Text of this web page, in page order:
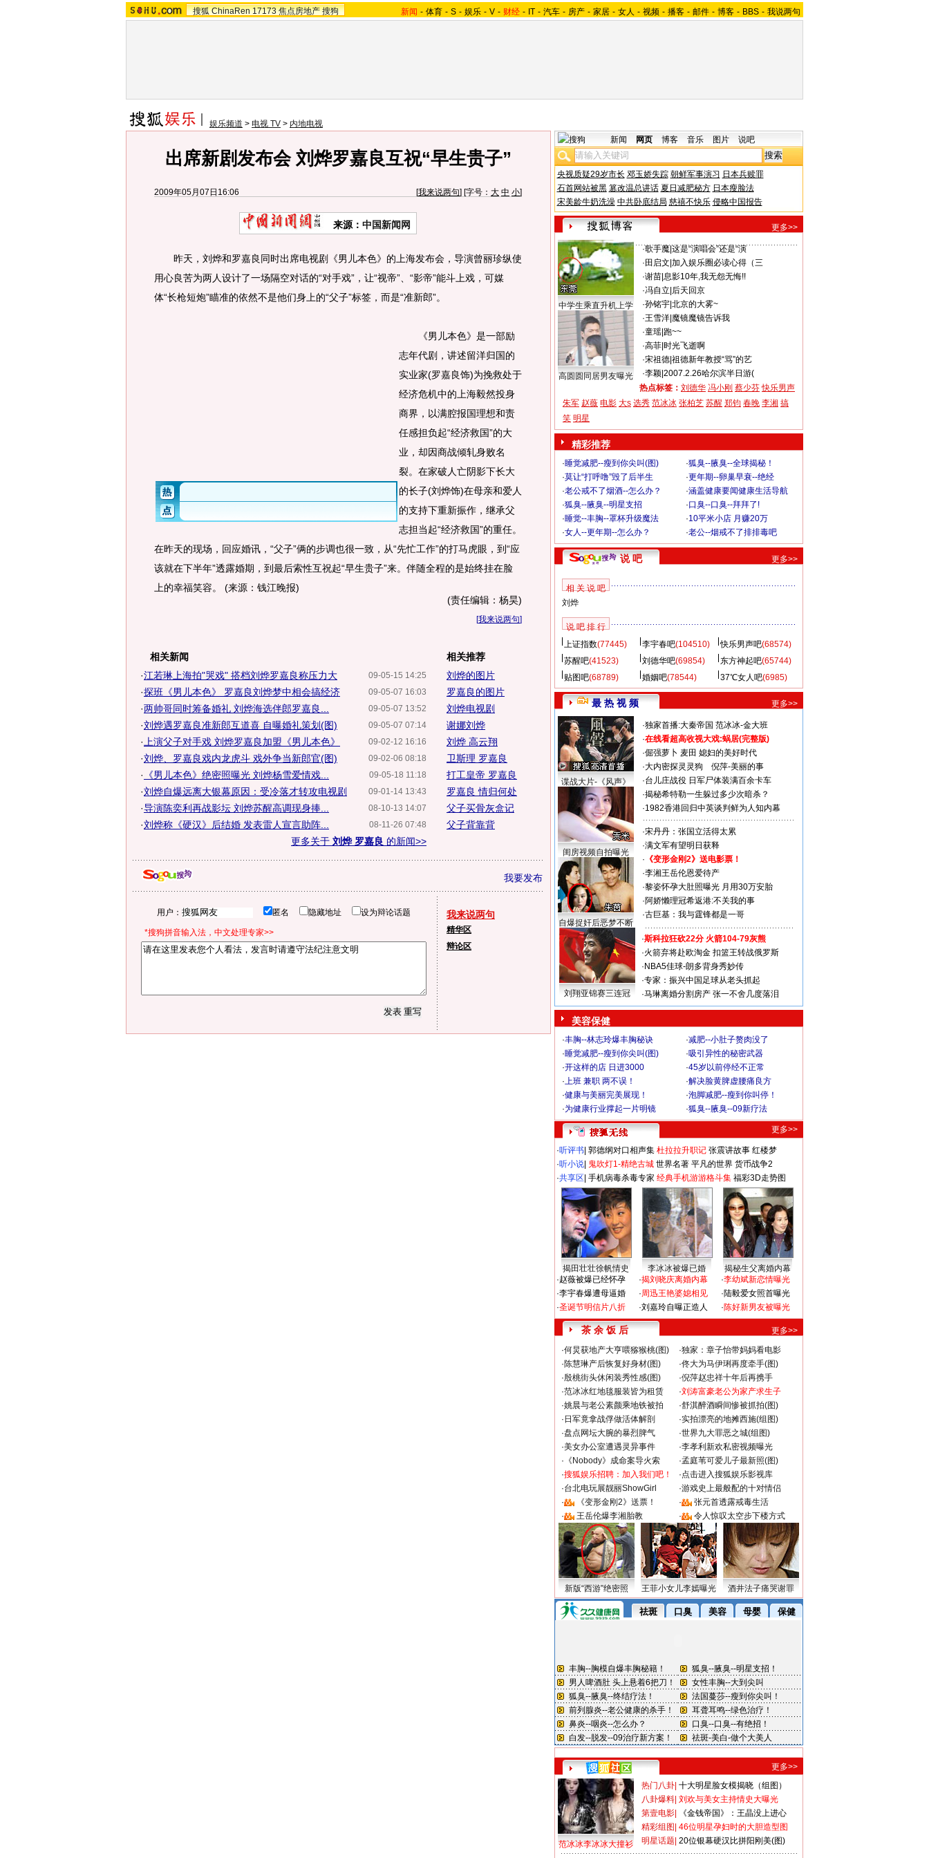
搜狐 ChinaRen 17173 焦点房地产 搜狗 新闻 - 体育 - S - 娱乐 - V - 财经 - IT - 汽车 - 房产 - 家居 - 女人 - 视频 - 播客 - 邮件 - 博客 - BBS - 我说两句
娱乐频道 > 电视 TV > 内地电视
出席新剧发布会 刘烨罗嘉良互祝“早生贵子”
2009年05月07日16:06 [我来说两句] [字号： 大 中 小]
来源： 中国新闻网
昨天，刘烨和罗嘉良同时出席电视剧《男儿本色》的上海发布会，导演曾丽珍纵使
用心良苦为两人设计了一场隔空对话的“对手戏”，让“视帝”、“影帝”能斗上戏，可媒
体“长枪短炮”瞄准的依然不是他们身上的“父子”标签，而是“准新郎”。
《男儿本色》是一部励
志年代剧，讲述留洋归国的
实业家(罗嘉良饰)为挽救处于
经济危机中的上海毅然投身
商界，以满腔报国理想和责
任感担负起“经济救国”的大
业，却因商战倾轧身败名
裂。在家破人亡阴影下长大
的长子(刘烨饰)在母亲和爱人
的支持下重新振作，继承父
志担当起“经济救国”的重任。
在昨天的现场，回应婚讯，“父子”俩的步调也很一致，从“先忙工作”的打马虎眼，到“应
该就在下半年”透露婚期，到最后索性互祝起“早生贵子”来。伴随全程的是始终挂在脸
上的幸福笑容。 (来源：钱江晚报)
(责任编辑：杨昊)
[我来说两句]
相关新闻
09-05-15 14:25
·江若琳上海拍"哭戏" 搭档刘烨罗嘉良称压力大
09-05-07 16:03
·探班《男儿本色》 罗嘉良刘烨梦中相会搞经济
09-05-07 13:52
·两帅哥同时筹备婚礼 刘烨海选伴郎罗嘉良...
09-05-07 07:14
·刘烨遇罗嘉良准新郎互道喜 自曝婚礼策划(图)
09-02-12 16:16
· 上演父子对手戏 刘烨罗嘉良加盟《男儿本色》
09-02-06 08:18
·刘烨、罗嘉良戏内龙虎斗 戏外争当新郎官(图)
09-05-18 11:18
· 《男儿本色》绝密照曝光 刘烨杨雪爱情戏...
09-01-14 13:43
·刘烨自爆远离大银幕原因：受冷落才转攻电视剧
08-10-13 14:07
·导演陈奕利再战影坛 刘烨苏醒高调现身捧...
08-11-26 07:48
·刘烨称《硬汉》后结婚 发表雷人宣言助阵...
更多关于 刘烨 罗嘉良 的新闻>>
相关推荐
刘烨的图片
罗嘉良的图片
刘烨电视剧
谢娜刘烨
刘烨 高云翔
卫斯理 罗嘉良
打工皇帝 罗嘉良
罗嘉良 情归何处
父子买骨灰盒记
父子背靠背
我要发布
用户： 匿名 隐藏地址 设为辩论话题
*搜狗拼音输入法，中文处理专家>>
我来说两句
精华区
辩论区
新闻 网页 博客 音乐 图片 说吧
央视质疑29岁市长 邓玉娇失踪 朝鲜军事演习 日本兵赎罪
石首网站被黑 篡改温总讲话 夏日减肥秘方 日本瘦脸法
宋美龄牛奶洗澡 中共卧底结局 慈禧不快乐 侵略中国报告
更多>>
中学生乘直升机上学
高圆圆同居男友曝光
·歌手魔| 这是“演唱会”还是“演
· 田启文 加入娱乐圈必读心得（三
·谢苗| 息影10年,我无怨无悔!!
·冯自立 后天回京
·孙铭宇| 北京的大雾~
·王雪洋| 魔镜魔镜告诉我
·童瑶| 跑~~
·高菲| 时光飞逝啊
·宋祖德| 祖德新年教授“骂”的艺
·李颖| 2007.2.26哈尔滨半日游(
热点标签： 刘德华 冯小刚 蔡少芬 快乐男声
朱军 赵薇 电影 大s 选秀 范冰冰 张柏芝 苏醒 郑钧 春晚 李湘 搞
笑 明星
精彩推荐
·睡觉减肥--瘦到你尖叫(图) ·狐臭--腋臭--全球揭秘！
·莫让“打呼噜”毁了后半生 ·更年期--卵巢早衰--绝经
·老公戒不了烟酒--怎么办？ ·涵盖健康要闻健康生活导航
·狐臭--腋臭--明星支招 ·口臭--口臭--拜拜了!
·睡觉--丰胸--罩杯升级魔法 ·10平米小店 月赚20万
·女人--更年期--怎么办？ ·老公--烟戒不了排排毒吧
说 吧 更多>>
相 关 说 吧
刘烨
说 吧 排 行
上证指数(77445) 李宇春吧(104510) 快乐男声吧(68574)
苏醒吧(41523) 刘德华吧(69854) 东方神起吧(65744)
贴图吧(68789) 婚姻吧(78544) 37℃女人吧(6985)
最 热 视 频 更多>>
谍战大片-《风声》
闺房视频自拍曝光
自爆捉奸后恶梦不断
·独家首播:大秦帝国 范冰冰-金大班
·在线看超高收视大戏:蜗居(完整版)
·倔强萝卜 麦田 媳妇的美好时代
·大内密探灵灵狗
倪萍-美丽的事
·台儿庄战役 日军尸体装满百余卡车
·揭秘希特勒一生躲过多少次暗杀？
·1982香港回归中英谈判鲜为人知内幕
·宋丹丹：张国立活得太累
·满文军有望明日获释
· 《变形金刚2》送电影票！
·李湘王岳伦恩爱待产
·黎姿怀孕大肚照曝光 月用30万安胎
·阿娇懒理冠希返港:不关我的事
·古巨基：我与霆锋都是一哥
刘翔亚锦赛三连冠
·斯科拉狂砍22分 火箭104-79灰熊
·火箭弃将赴欧淘金 扣篮王转战俄罗斯
· NBA5佳球-朗多背身秀妙传
·专家：振兴中国足球从老头抓起
·马琳离婚分割房产 张一不舍几度落泪
美容保健
·丰胸--林志玲爆丰胸秘诀 ·减肥--小肚子赘肉没了
·睡觉减肥--瘦到你尖叫(图) ·吸引异性的秘密武器
·开这样的店 日进3000 ·45岁以前停经不正常
·上班 兼职 两不误！ ·解决脸黄脾虚腰痛良方
·健康与美丽完美展现！ ·泡脚减肥--瘦到你叫停！
·为健康行业撑起一片明镜 ·狐臭--腋臭--09新疗法
更多>>
·听评书 郭德纲对口相声集 杜拉拉升职记 张震讲故事 红楼梦
·听小说 鬼吹灯1-精绝古城 世界名著 平凡的世界 货币战争2
·共享区 手机病毒杀毒专家 经典手机游游格斗集 福彩3D走势图
揭田壮壮徐帆情史 李冰冰被爆已婚
揭秘生父离婚内幕
·赵薇被爆已经怀孕
·李宇春爆遭母逼婚
·圣诞节明信片八折
·揭刘晓庆离婚内幕
·周迅王艳婆媳相见
·刘嘉玲自曝正造人
·李幼斌新恋情曝光
·陆毅爱女照首曝光
·陈好新男友被曝光
茶 余 饭 后
更多>>
·何炅获地产大亨喂猕猴桃(图) ·独家：章子怡带妈妈看电影
·陈慧琳产后恢复好身材(图) ·佟大为马伊琍再度牵手(图)
·殷桃街头休闲装秀性感(图) ·倪萍赵忠祥十年后再携手
·范冰冰红地毯服装皆为租赁 ·刘涛富豪老公为家产求生子
·姚晨与老公素颜乘地铁被拍 ·舒淇醉酒瞬间惨被抓拍(图)
· 日军竟拿战俘做活体解剖 ·实拍漂亮的地摊西施(组图)
·盘点网坛大腕的暴烈脾气 ·世界九大罪恶之城(组图)
·美女办公室遭遇灵异事件 ·李孝利新欢私密视频曝光
· 《Nobody》成命案导火索 ·孟庭苇可爱儿子最新照(图)
·搜狐娱乐招聘：加入我们吧！ ·点击进入搜狐娱乐影视库
·台北电玩展靓丽ShowGirl ·游戏史上最般配的十对情侣
·
《变形金刚2》送票！ ·
张元首透露戒毒生活
·
王岳伦爆李湘胎教 · 令人惊叹太空步下楼方式
新版“西游”绝密照 王菲小女儿李嫣曝光 酒井法子痛哭谢罪
更多>>
范冰冰李冰冰大撞衫
热门八卦 十大明星脸女模揭晓（组图）
八卦爆料 刘欢与美女主持情史大曝光
第壹电影
《金钱帝国》：王晶没上进心
精彩组图 46位明星孕妇时的大胆造型图
明星话题 20位银幕硬汉比拼阳刚美(图)